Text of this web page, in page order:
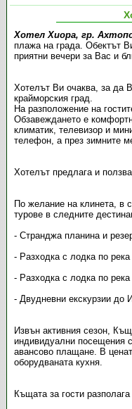
Хотел Хиора, гр.
плажа на града. Обектът
приятни вечери за Вас и
Хотелът Ви очаква, за да
крайморския град.
На разположение на
Обзавеждането е
климатик, телевизор и
телефон, а през зимните
Хотелът предлага и
По желание на клинета, в
турове в следните
- Странджа планина и
- Разходка с лодка по
- Разходка с лодка по
- Двудневни екскурзии до
Извън активния сезон,
индивидуални посещения
авансово плащане. В
оборудваната кухня.
Къщата за гости разполага